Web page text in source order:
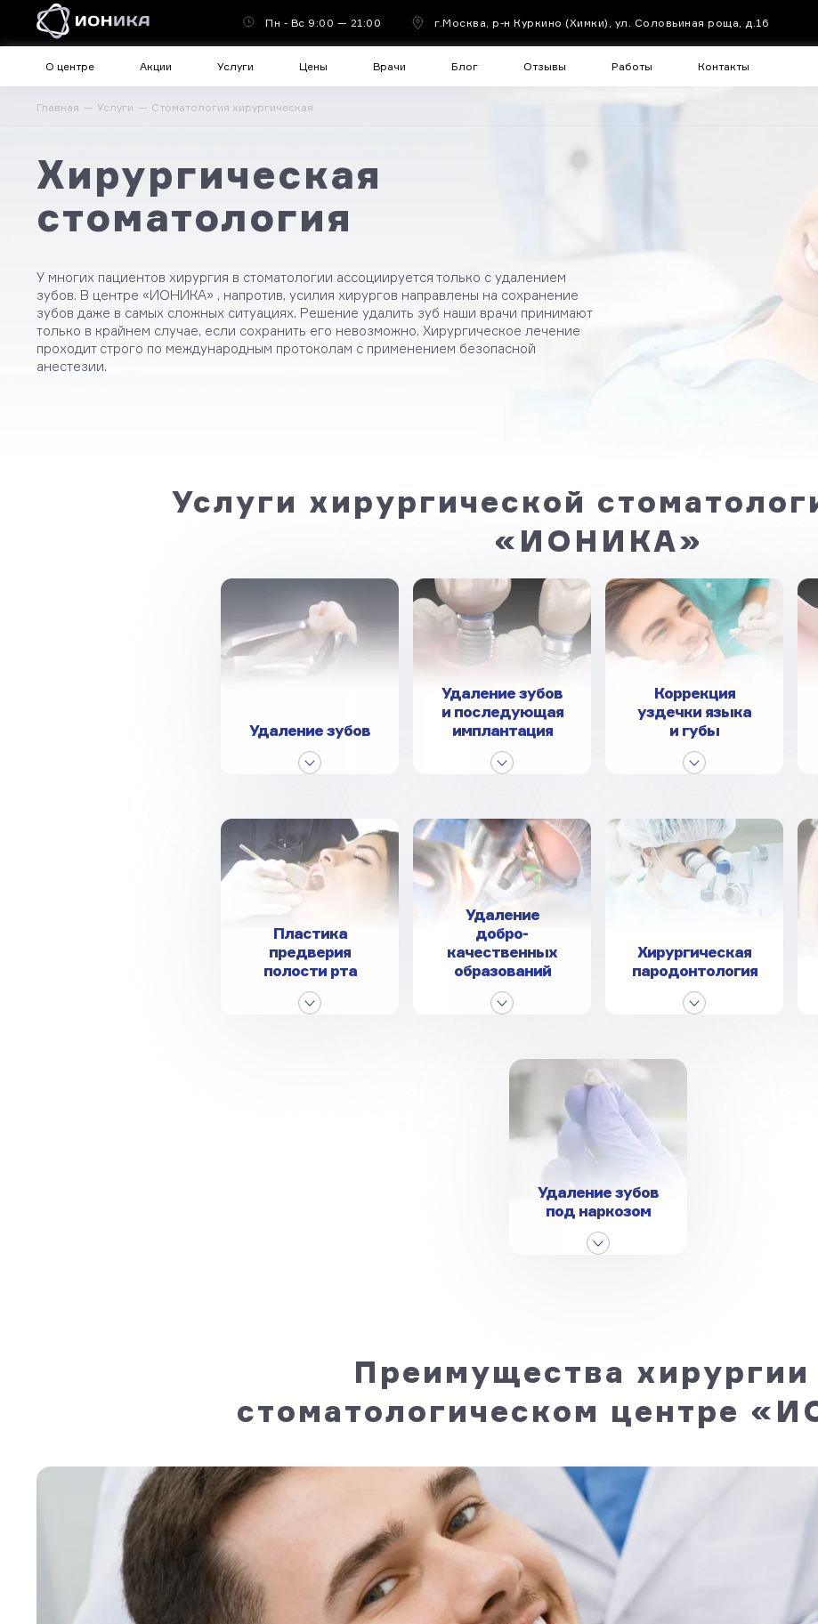
Главная Услуги Стоматология хирургическая
Хирургическая
стоматология
У многих пациентов хирургия в стоматологии ассоциируется только с удалением
зубов. В центре «ИОНИКА» , напротив, усилия хирургов направлены на сохранение
зубов даже в самых сложных ситуациях. Решение удалить зуб наши врачи принимают
только в крайнем случае, если сохранить его невозможно. Хирургическое лечение
проходит строго по международным протоколам с применением безопасной
анестезии.
Услуги хирургической
«ИОНИКА»
Удаление зубов
Удаление зубов
и последующая
имплантация
Коррекция
уздечки языка
и губы
Пластика
предверия
полости рта
Удаление
добро­
качественных
образований
Хирургическая
пародонтология
Удаление зубов
под наркозом
Преимущества хирургии
стоматологическом центре
Пн - Вс 9:00 — 21:00 г.Москва, р-н Куркино (Химки), ул. Соловьиная роща, д.16
О центре Акции Услуги Цены Врачи Блог Отзывы Работы Контакты